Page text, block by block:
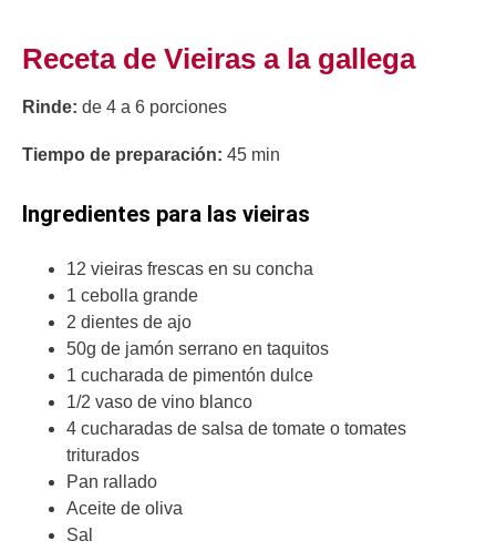
Receta de Vieiras a la gallega
Rinde: de 4 a 6 porciones
Tiempo de preparación: 45 min
Ingredientes para las vieiras
12 vieiras frescas en su concha
1 cebolla grande
2 dientes de ajo
50g de jamón serrano en taquitos
1 cucharada de pimentón dulce
1/2 vaso de vino blanco
4 cucharadas de salsa de tomate o tomates
triturados
Pan rallado
Aceite de oliva
Sal